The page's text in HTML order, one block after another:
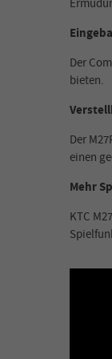
Der
bieten.
Der
einen
Mehr
KTC